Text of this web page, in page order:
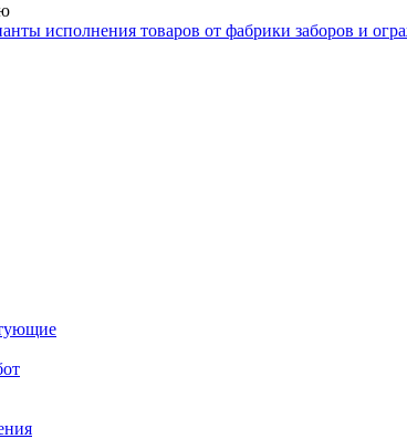
исполнения товаров от фабрики заборов и